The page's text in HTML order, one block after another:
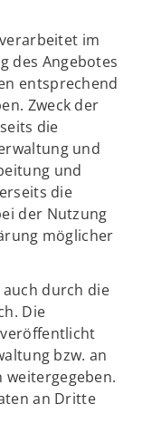
im
des Angebotes
entsprechend
Zweck der
die
und
und
die
der Nutzung
möglicher
durch die
Die
bzw. an
an Dritte